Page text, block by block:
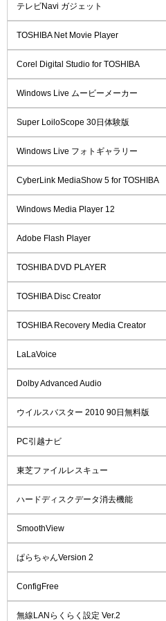
テレビNavi ガジェット
TOSHIBA Net Movie Player
Corel Digital Studio for TOSHIBA
Windows Live ムービーメーカー
Super LoiloScope 30日体験版
Windows Live フォトギャラリー
CyberLink MediaShow 5 for TOSHIBA
Windows Media Player 12
Adobe Flash Player
TOSHIBA DVD PLAYER
TOSHIBA Disc Creator
TOSHIBA Recovery Media Creator
LaLaVoice
Dolby Advanced Audio
ウイルスバスター 2010 90日無料版
PC引越ナビ
東芝ファイルレスキュー
ハードディスクデータ消去機能
SmoothView
ぱらちゃんVersion 2
ConfigFree
無線LANらくらく設定 Ver.2